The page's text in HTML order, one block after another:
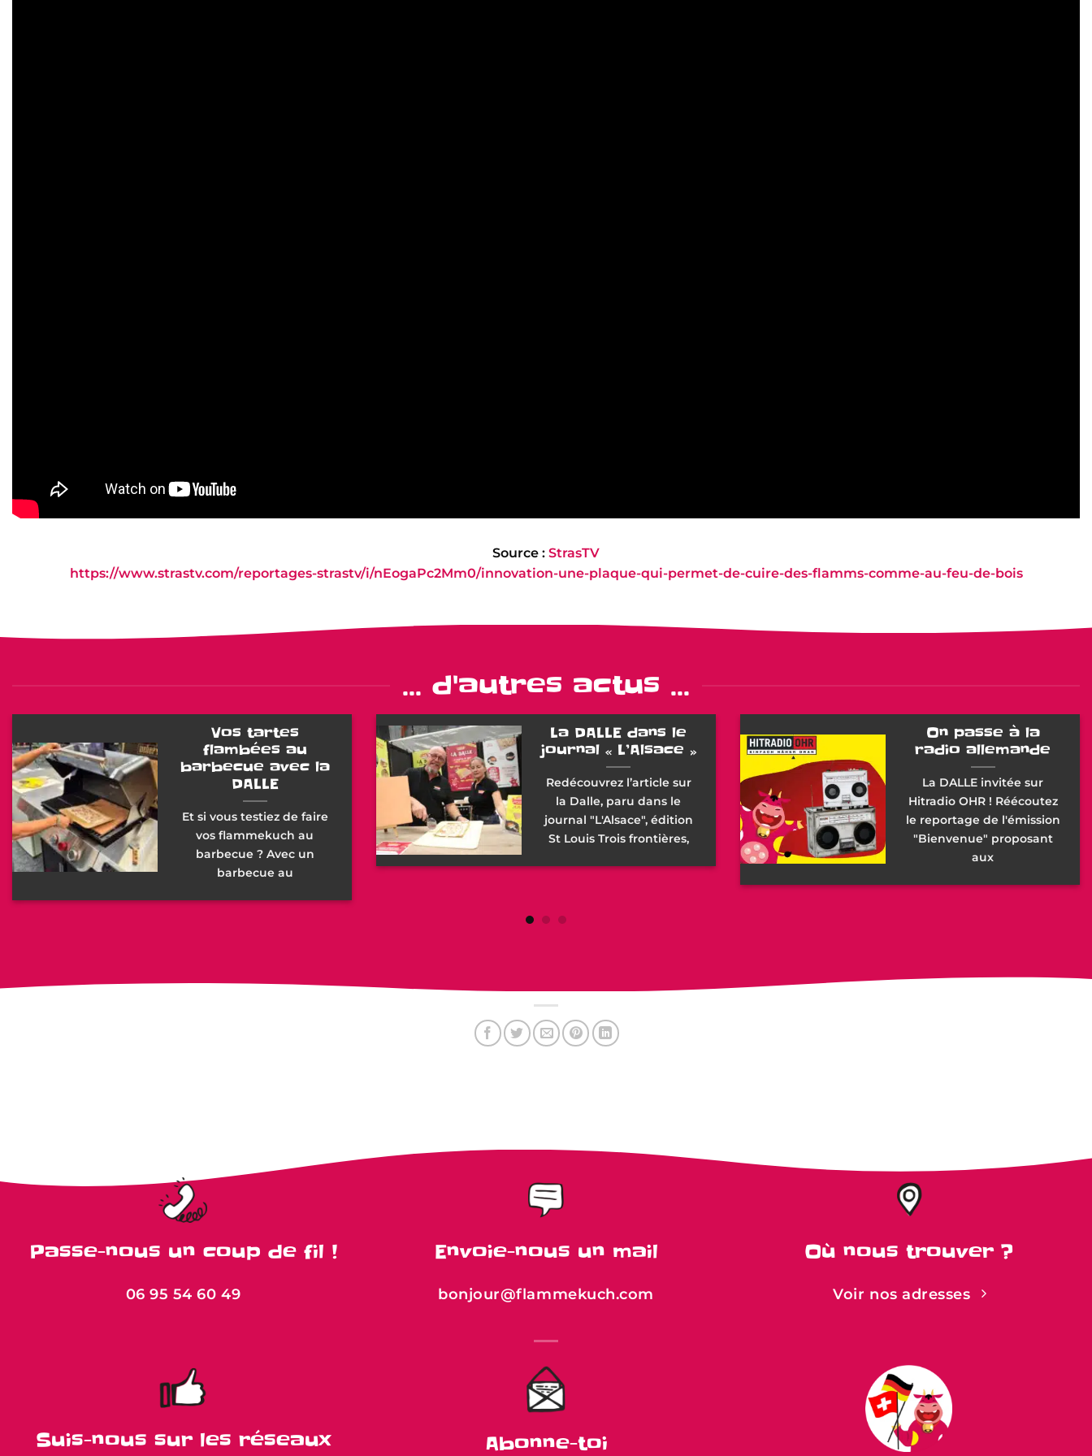
Source : StrasTV
https://www.strastv.com/reportages-strastv/i/nEogaPc2Mm0/innovation-une-plaque-qui-permet-de-cuire-des-flamms-comme-au-feu-de-bois
... d'autres actus ...
Vos tartes
flambées au
barbecue avec la
DALLE
Et si vous testiez de faire
vos flammekuch au
barbecue ? Avec un
barbecue au
La DALLE dans le
journal « L’Alsace »
Redécouvrez l’article sur
la Dalle, paru dans le
journal "L'Alsace", édition
St Louis Trois frontières,
On passe à la
radio allemande
La DALLE invitée sur
Hitradio OHR ! Réécoutez
le reportage de l'émission
"Bienvenue" proposant
aux
Passe-nous un coup de fil !
06 95 54 60 49
Envoie-nous un mail
bonjour@flammekuch.com
Où nous trouver ?
Voir nos adresses
Suis-nous sur les réseaux Abonne-toi